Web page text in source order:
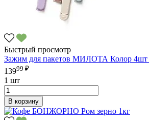
Быстрый просмотр
Зажим для пакетов МИЛОТА Колор 4шт
13999 ₽
1 шт
В корзину